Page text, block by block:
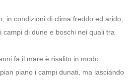
in condizioni di clima freddo ed arido,
campi di dune e boschi nei quali tra
fa il mare è risalito in modo
piano i campi dunati, ma lasciando